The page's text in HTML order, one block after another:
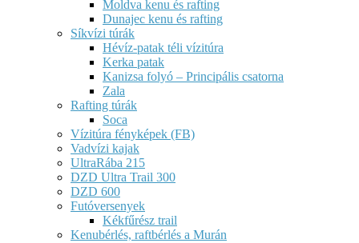
Moldva kenu és rafting
Dunajec kenu és rafting
Síkvízi túrák
Hévíz-patak téli vízitúra
Kerka patak
Kanizsa folyó – Principális csatorna
Zala
Rafting túrák
Soca
Vízitúra fényképek (FB)
Vadvízi kajak
UltraRába 215
DZD Ultra Trail 300
DZD 600
Futóversenyek
Kékfűrész trail
Kenubérlés, raftbérlés a Murán